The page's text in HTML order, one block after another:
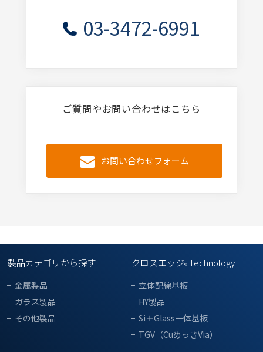
03-3472-6991
ご質問やお問い合わせはこちら
お問い合わせフォーム
製品カテゴリから探す
金属製品
ガラス製品
その他製品
クロスエッジ®Technology
立体配線基板
HY製品
Si＋Glass一体基板
TGV（CuめっきVia）